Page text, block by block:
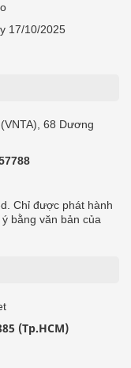
17/10/2025
68 Dương
Chỉ được phát hành
bằng văn bản của
(Tp.HCM)